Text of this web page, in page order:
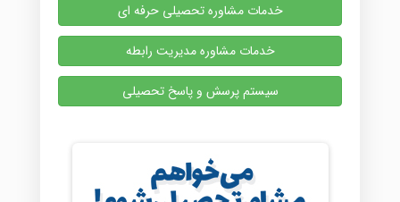
خدمات مشاوره تحصیلی حرفه ای
خدمات مشاوره مدیریت رابطه
سیستم پرسش و پاسخ تحصیلی